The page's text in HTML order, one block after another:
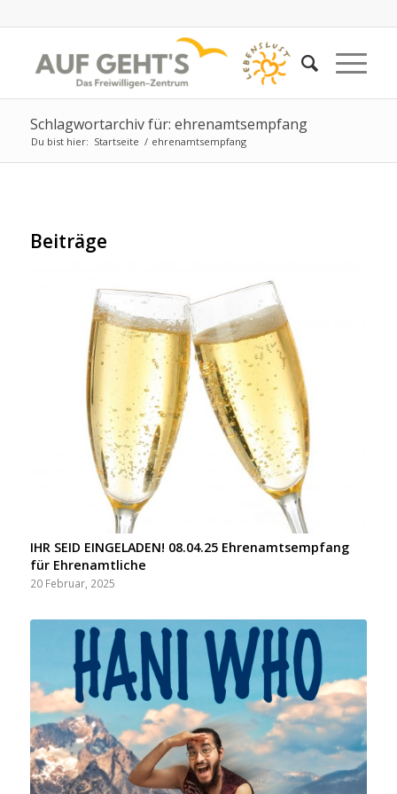
Schlagwortarchiv für: ehrenamtsempfang
Du bist hier: Startseite / ehrenamtsempfang
Beiträge
IHR SEID EINGELADEN! 08.04.25 Ehrenamtsempfang
für Ehrenamtliche
20 Februar, 2025